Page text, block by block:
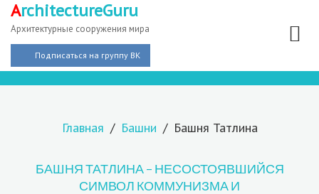
ArchitectureGuru
Архитектурные сооружения мира
Подписаться на группу ВК
Главная Башни Башня Татлина
БАШНЯ ТАТЛИНА – НЕСОСТОЯВШИЙСЯ
СИМВОЛ КОММУНИЗМА И